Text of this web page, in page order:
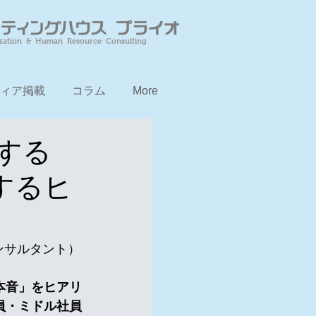
& Human Resource Consulting
ア掲載 コラム More
る
るヒ
ト）
」をヒアリ
・ミドル社員